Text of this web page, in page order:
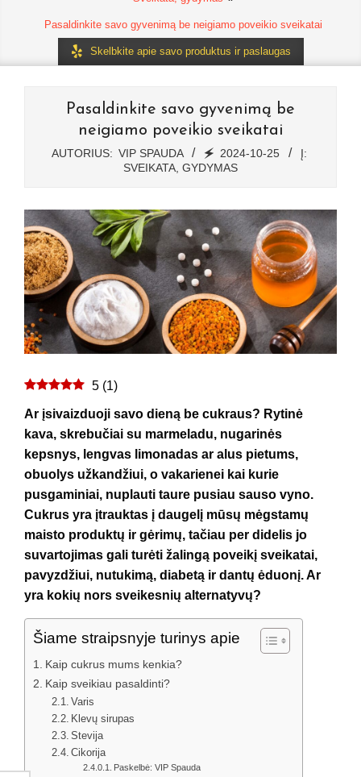
Pasaldinkite savo gyvenimą be neigiamo poveikio sveikatai
Skelbkite apie savo produktus ir paslaugas
Pasaldinkite savo gyvenimą be
neigiamo poveikio sveikatai
AUTORIUS: VIP SPAUDA 🗲 2024-10-25
Į:
SVEIKATA, GYDYMAS
5 (1)
Ar įsivaizduoji savo dieną be cukraus? Rytinė
kava, skrebučiai su marmeladu, nugarinės
kepsnys, lengvas limonadas ar alus pietums,
obuolys užkandžiui, o vakarienei kai kurie
pusgaminiai, nuplauti taure pusiau sauso vyno.
Cukrus yra įtrauktas į daugelį mūsų mėgstamų
maisto produktų ir gėrimų, tačiau per didelis jo
suvartojimas gali turėti žalingą poveikį sveikatai,
pavyzdžiui, nutukimą, diabetą ir dantų ėduonį. Ar
yra kokių nors sveikesnių alternatyvų?
Šiame straipsnyje turinys apie
Kaip cukrus mums kenkia?
Kaip sveikiau pasaldinti?
Varis
Klevų sirupas
Stevija
Cikorija
Paskelbė: VIP Spauda